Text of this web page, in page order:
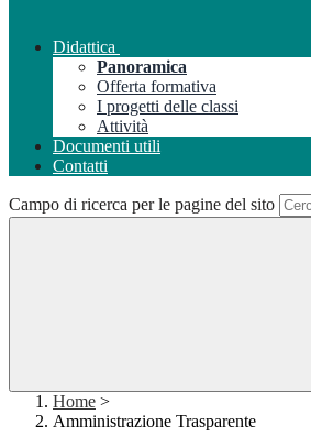
Didattica
Panoramica
Offerta formativa
I progetti delle classi
Attività
Documenti utili
Contatti
Campo di ricerca per le pagine del sito
Home >
Amministrazione Trasparente